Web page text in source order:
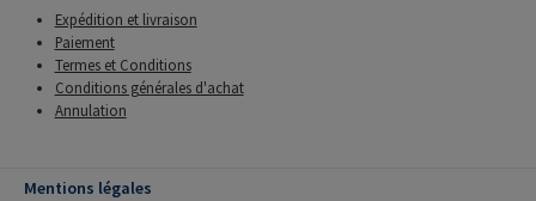
Expédition et livraison
Paiement
Termes et Conditions
Conditions générales d'achat
Annulation
Mentions légales